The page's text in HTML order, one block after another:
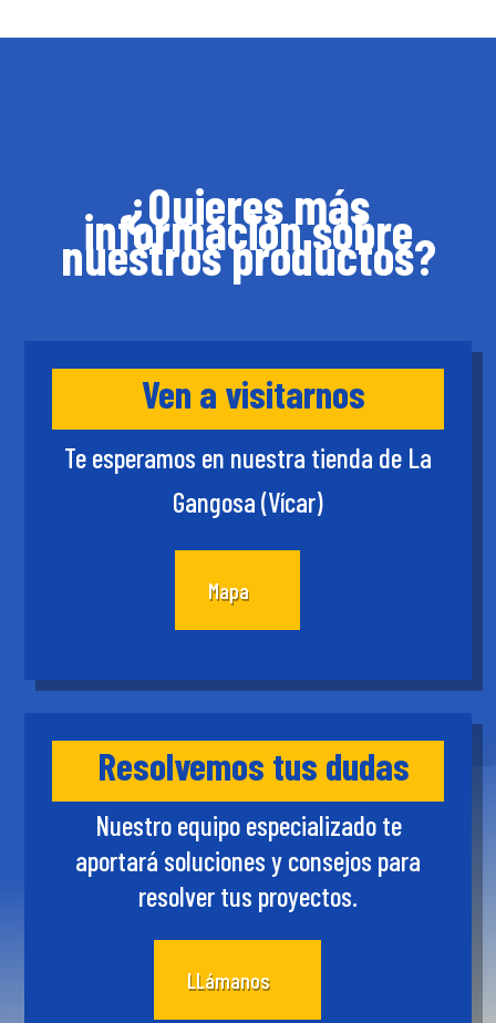
¿Quieres más
información sobre
nuestros productos?
Ven a visitarnos
Te esperamos en nuestra tienda de La
Gangosa (Vícar)
Mapa
Resolvemos tus dudas
Nuestro equipo especializado te
aportará soluciones y consejos para
resolver tus proyectos.
LLámanos